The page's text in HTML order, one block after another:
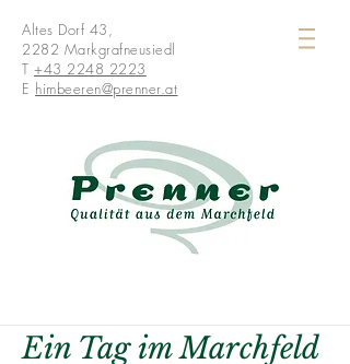
Altes Dorf 43,
2282 Markgrafneusiedl
T+43 2248 2223
E himbeeren@prenner.at
Ein Tag im Marchfeld